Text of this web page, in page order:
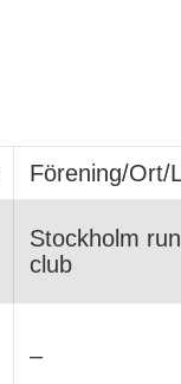
Förening/Ort/
Stockholm run
club
–